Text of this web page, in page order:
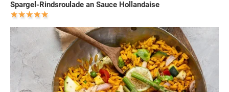
Spargel-Rindsroulade an Sauce Hollandaise